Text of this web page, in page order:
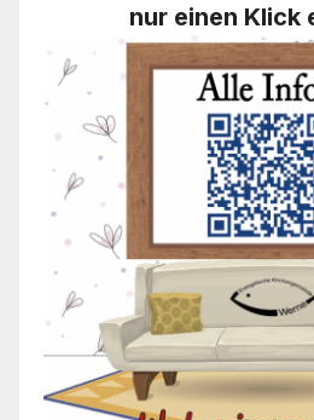
nur einen Klick